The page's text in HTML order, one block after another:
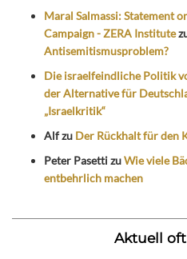
Maral Salmassi: Statement
Campaign - ZERA Institute
Antisemitismusproblem?
Die israelfeindliche Politik
der Alternative für
„Israelkritik“
Alfzu Der Rückhalt für den
Peter PasettizuWie viele
entbehrlich machen
Aktuell